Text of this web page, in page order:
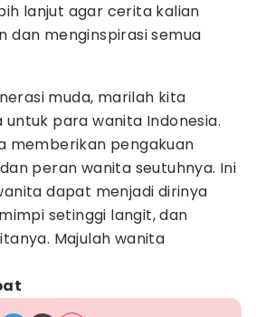
lanjut agar cerita kalian
dan menginspirasi semua
muda, marilah kita
para wanita Indonesia.
memberikan pengakuan
peran wanita seutuhnya. Ini
dapat menjadi dirinya
setinggi langit, dan
Majulah wanita